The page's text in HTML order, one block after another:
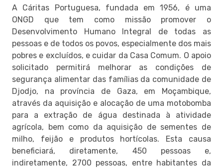
A Cáritas Portuguesa, fundada em 1956, é uma
ONGD que tem como missão promover o
Desenvolvimento Humano Integral de todas as
pessoas e de todos os povos, especialmente dos mais
pobres e excluídos, e cuidar da Casa Comum. O apoio
solicitado permitirá melhorar as condições de
segurança alimentar das famílias da comunidade de
Djodjo, na província de Gaza, em Moçambique,
através da aquisição e alocação de uma motobomba
para a extração de água destinada à atividade
agrícola, bem como da aquisição de sementes de
milho, feijão e produtos hortícolas. Esta causa
beneficiará, diretamente, 450 pessoas e,
indiretamente, 2700 pessoas, entre habitantes da